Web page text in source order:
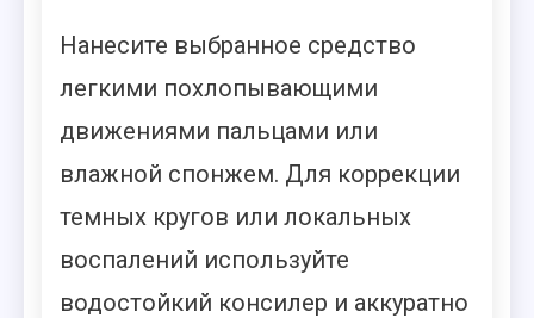
Нанесите выбранное средство
легкими похлопывающими
движениями пальцами или
влажной спонжем. Для коррекции
темных кругов или локальных
воспалений используйте
водостойкий консилер и аккуратно